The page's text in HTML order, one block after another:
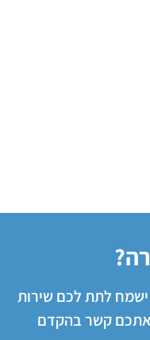
ישמח לתת לכם שירות
אתכם קשר בהקדם